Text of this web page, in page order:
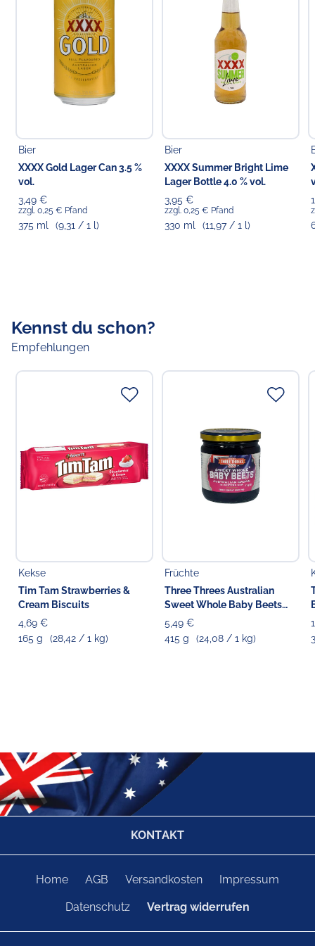
Choppy's Food & Non-Food GmbH
Koldingstr. 1B
22769 Hamburg
Bier
XXXX Gold Lager Can 3.5 %
vol.
3,49 €
zzgl. 0,25 € Pfand
375 ml (9,31 / 1 l)
Bier
XXXX Summer Bright Lime
Lager Bottle 4.0 % vol.
3,95 €
zzgl. 0,25 € Pfand
330 ml (11,97 / 1 l)
Kennst du schon?
Empfehlungen
Kekse
Tim Tam Strawberries &
Cream Biscuits
4,69 €
165 g
(28,42 / 1 kg)
Früchte
Three Threes Australian
Sweet Whole Baby Beets
Beetroot
5,49 €
415 g
(24,08 / 1 kg)
KONTAKT
Home AGB Versandkosten Impressum
Datenschutz Vertrag widerrufen